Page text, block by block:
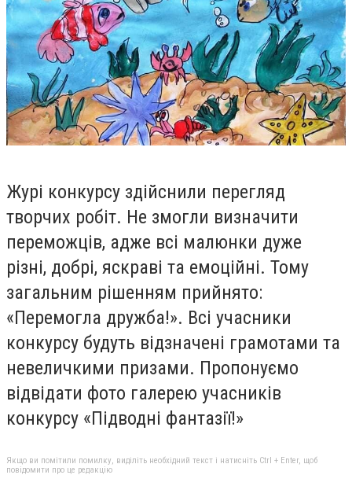
Журі конкурсу здійснили перегляд
творчих робіт. Не змогли визначити
переможців, адже всі малюнки дуже
різні, добрі, яскраві та емоційні. Тому
загальним рішенням прийнято:
«Перемогла дружба!». Всі учасники
конкурсу будуть відзначені грамотами та
невеличкими призами. Пропонуємо
відвідати фото галерею учасників
конкурсу «Підводні фантазії!»
Якщо ви помітили помилку, виділіть необхідний текст і натисніть Ctrl + Enter, щоб
повідомити про це редакцію